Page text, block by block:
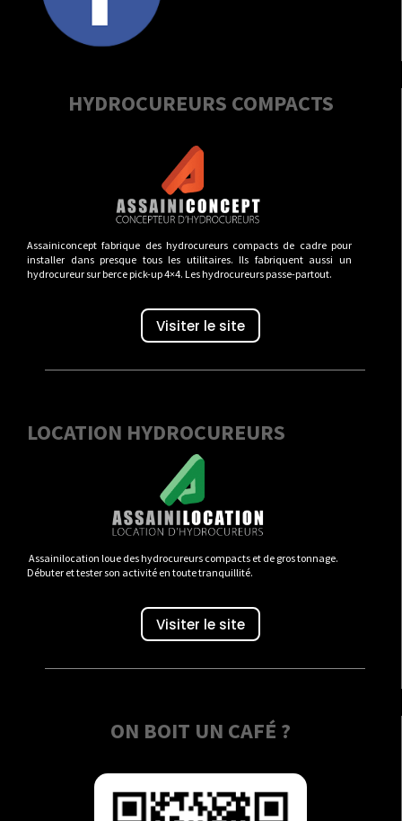
HYDROCUREURS COMPACTS
Assainiconcept fabrique des hydrocureurs compacts de cadre pour
installer dans presque tous les utilitaires. Ils fabriquent aussi un
hydrocureur sur berce pick-up 4×4. Les hydrocureurs passe-partout.
Visiter le site
LOCATION HYDROCUREURS
Assainilocation loue des hydrocureurs compacts et de gros tonnage.
Débuter et tester son activité en toute tranquillité.
Visiter le site
ON BOIT UN CAFÉ ?